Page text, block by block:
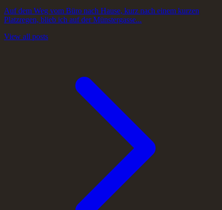
Auf dem Weg vom Büro nach Hause, kurz nach einem kurzen
Platzregen, blieb ich auf der Münstergasse...
View all posts